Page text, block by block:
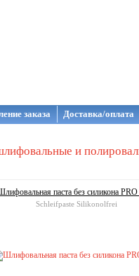
заказа Доставка/оплата
и
паста без силикона
Schleifpaste Silikonolfrei